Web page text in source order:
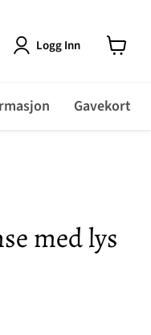
Logg Inn
Gavekort
med lys